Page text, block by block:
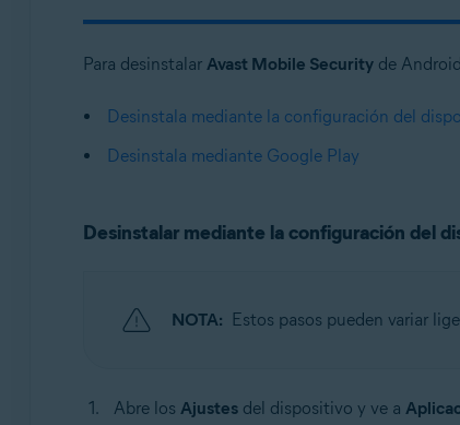
Para desinstalar Avast Mobile Securityde
Desinstala mediante la configuración del
Desinstala mediante Google Play
Desinstalar mediante la configuración del
NOTA: Estos pasos pueden variar
Abre los Ajustesdel dispositivo y ve a